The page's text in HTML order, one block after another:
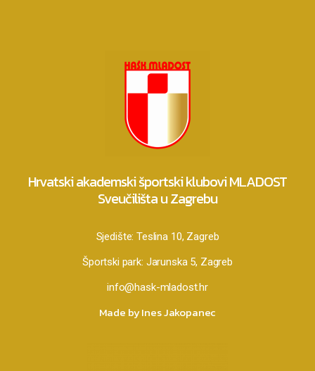
Hrvatski akademski športski klubovi MLADOST
Sveučilišta u Zagrebu
Sjedište:Teslina 10, Zagreb
Športski park: Jarunska 5, Zagreb
info@hask-mladost.hr
Made by Ines Jakopanec